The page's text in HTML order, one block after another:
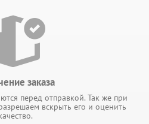
заказа
перед отправкой. Так же при
вскрыть его и оценить